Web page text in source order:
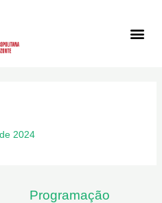
2024
Programação